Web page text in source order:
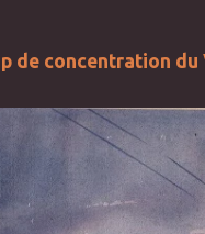
de concentration